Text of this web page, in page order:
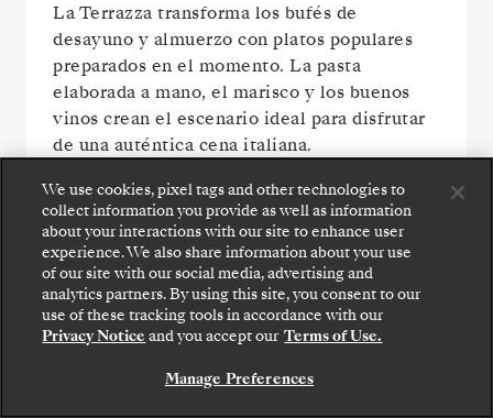
La Terrazza transforma los bufés de
desayuno y almuerzo con platos populares
preparados en el momento. La pasta
elaborada a mano, el marisco y los buenos
vinos crean el escenario ideal para disfrutar
de una auténtica cena italiana.
We use cookies, pixel tags and other technologies to
collect information you provide as well as information
about your interactions with our site to enhance user
experience. We also share information about your use
of our site with our social media, advertising and
analytics partners. By using this site, you consent to our
use of these tracking tools in accordance with our
Privacy Notice and you accept our Terms of Use.
Manage Preferences